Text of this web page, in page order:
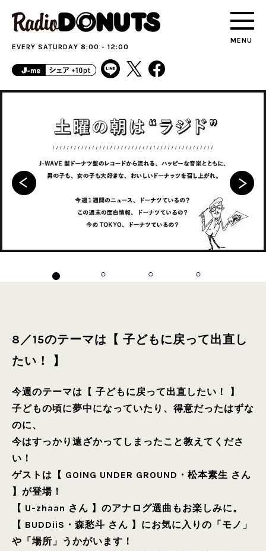
MENU
EVERY SATURDAY 8:00 - 12:00
8／15のテーマは【 子どもに戻って出直し
たい！ 】
今週のテーマは【 子どもに戻って出直したい！ 】
子どもの頃に夢中になっていたり、得意だったはずな
のに、
今はすっかり遠ざかってしまったこと教えてくださ
い！
ゲストは【 GOING UNDER GROUND・松本素生 さん
】が登場！
【 U-zhaan さん 】のアナログ選曲もお楽しみに。
【 BUDDiiS・森愁斗 さん 】にお気に入りの「モノ」
や「場所」うかがいます！